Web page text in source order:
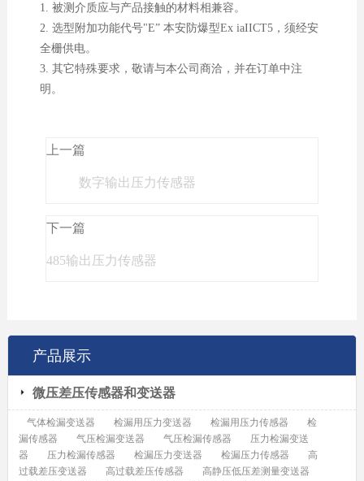
1. 被测介质应与产品接触的材料相兼容。
2. 选型附加功能代号"E” 本安防爆型Ex iaIICT5，须经安
全栅供电。
3. 其它特殊要求，敬请与本公司商洽，并在订单中注
明。
上一篇
数字输出压力传感器
下一篇
485输出压力传感器
产品展示
微压差压传感器和变送器
气体检漏变送器 检漏用压力变送器 检漏用压力传感器
检
漏传感器
气压检漏变送器 气压检漏传感器
压力检漏变送
器
压力检漏传感器 检漏压力变送器 检漏压力传感器
高
过载差压变送器
高过载差压传感器
高静压低压差测量变送器